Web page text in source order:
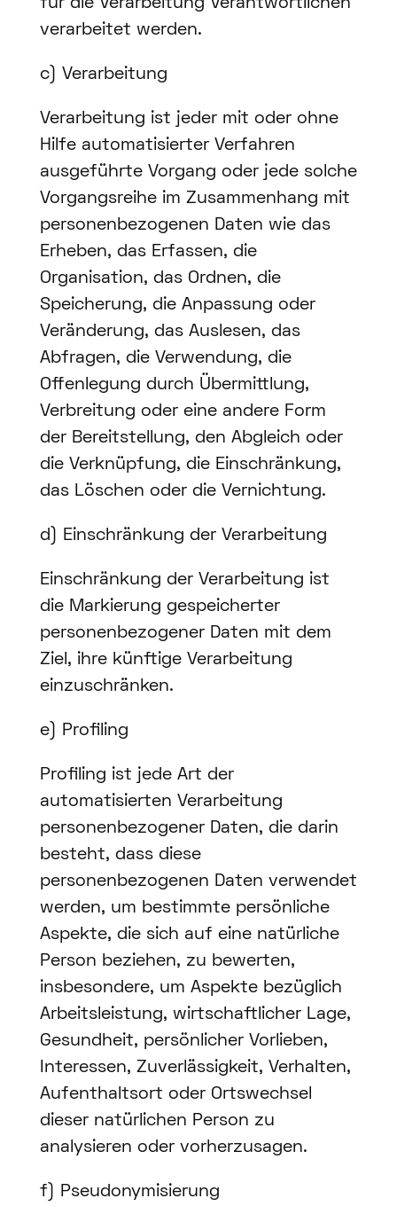
für die Verarbeitung Verantwortlichen
verarbeitet werden.
c) Verarbeitung
Verarbeitung ist jeder mit oder ohne
Hilfe automatisierter Verfahren
ausgeführte Vorgang oder jede solche
Vorgangsreihe im Zusammenhang mit
personenbezogenen Daten wie das
Erheben, das Erfassen, die
Organisation, das Ordnen, die
Speicherung, die Anpassung oder
Veränderung, das Auslesen, das
Abfragen, die Verwendung, die
Offenlegung durch Übermittlung,
Verbreitung oder eine andere Form
der Bereitstellung, den Abgleich oder
die Verknüpfung, die Einschränkung,
das Löschen oder die Vernichtung.
d) Einschränkung der Verarbeitung
Einschränkung der Verarbeitung ist
die Markierung gespeicherter
personenbezogener Daten mit dem
Ziel, ihre künftige Verarbeitung
einzuschränken.
e) Profiling
Profiling ist jede Art der
automatisierten Verarbeitung
personenbezogener Daten, die darin
besteht, dass diese
personenbezogenen Daten verwendet
werden, um bestimmte persönliche
Aspekte, die sich auf eine natürliche
Person beziehen, zu bewerten,
insbesondere, um Aspekte bezüglich
Arbeitsleistung, wirtschaftlicher Lage,
Gesundheit, persönlicher Vorlieben,
Interessen, Zuverlässigkeit, Verhalten,
Aufenthaltsort oder Ortswechsel
dieser natürlichen Person zu
analysieren oder vorherzusagen.
f) Pseudonymisierung